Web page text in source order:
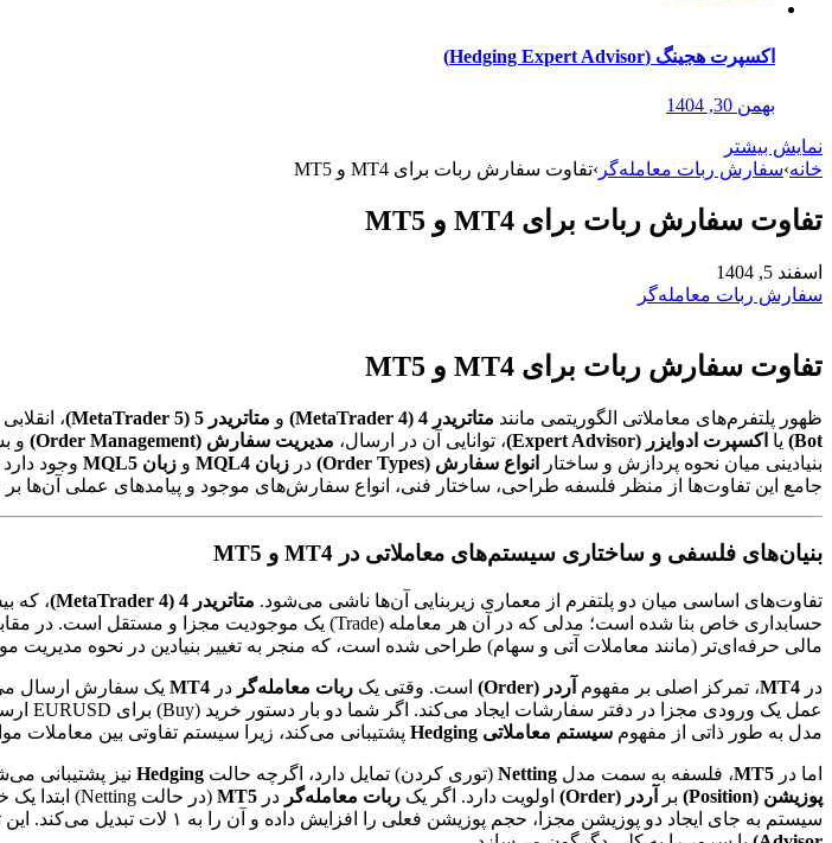
اکسپرت هجینگ (Hedging Expert Advisor)
بهمن 30, 1404
نمایش بیشتر
خانه›سفارش ربات معامله‌گر ›تفاوت سفارش ربات برای MT4 و MT5
تفاوت سفارش ربات برای MT4 و MT5
اسفند 5, 1404
سفارش ربات معامله‌گر
تفاوت سفارش ربات برای MT4 و MT5
ظهور پلتفرم‌های معاملاتی الگوریتمی مانند متاتریدر 4 (MetaTrader 4) و متاتریدر 5 (MetaTrader 5) ،
Bot) یا اکسپرت ادوایزر (Expert Advisor) ، توانایی آن در ارسال، مدیریت سفارش (Order Management)
و
بنیادینی میان نحوه پردازش و ساختار
انواع سفارش (Order Types) در زبان MQL4 و زبان MQL5
وجود
جامع این تفاوت‌ها از منظر فلسفه طراحی، ساختار فنی، انواع سفارش‌های موجود و پیامدهای عملی آن‌ها بر
بنیان‌های فلسفی و ساختاری سیستم‌های معاملاتی در MT4 و MT5
تفاوت‌های اساسی میان دو پلتفرم از معماری زیربنایی آن‌ها ناشی می‌شود. متاتریدر 4 (MetaTrader 4) ، که
حسابداری خاص بنا شده است؛ مدلی که در آن هر معامله (Trade) یک موجودیت مجزا و مستقل است. در مقابل،
مالی حرفه‌ای‌تر (مانند معاملات آتی و سهام) طراحی شده است، که منجر به تغییر بنیادین در نحوه
در MT4، تمرکز اصلی بر مفهوم آردر (Order) است. وقتی یک ربات معامله‌گر در MT4 یک سفارش ارسال
عمل یک ورودی مجزا در دفتر سفارشات ایجاد می‌کند. اگر شما دو بار دستور خرید (Buy) برای EURUSD ارسال کنید، دو
مدل به طور ذاتی از مفهوم سیستم معاملاتی Hedging پشتیبانی می‌کند، زیرا سیستم تفاوتی بین معاملات
اما در MT5، فلسفه به سمت مدل Netting (توری کردن) تمایل دارد، اگرچه حالت Hedging نیز پشتیبانی
پوزیشن (Position)
بر آردر (Order) اولویت دارد. اگر یک ربات معامله‌گر در MT5
سیستم به جای ایجاد دو پوزیشن مجزا، حجم پوزیشن فعلی را افزایش داده و آن را به ۱ لات تبدیل می‌کند. این تغییر پارادایم، درک